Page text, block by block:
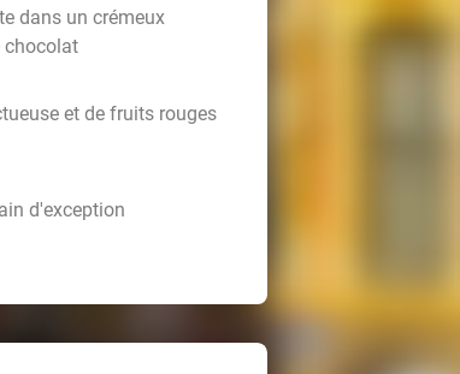
dans un crémeux
chocolat
et de fruits rouges
d'exception